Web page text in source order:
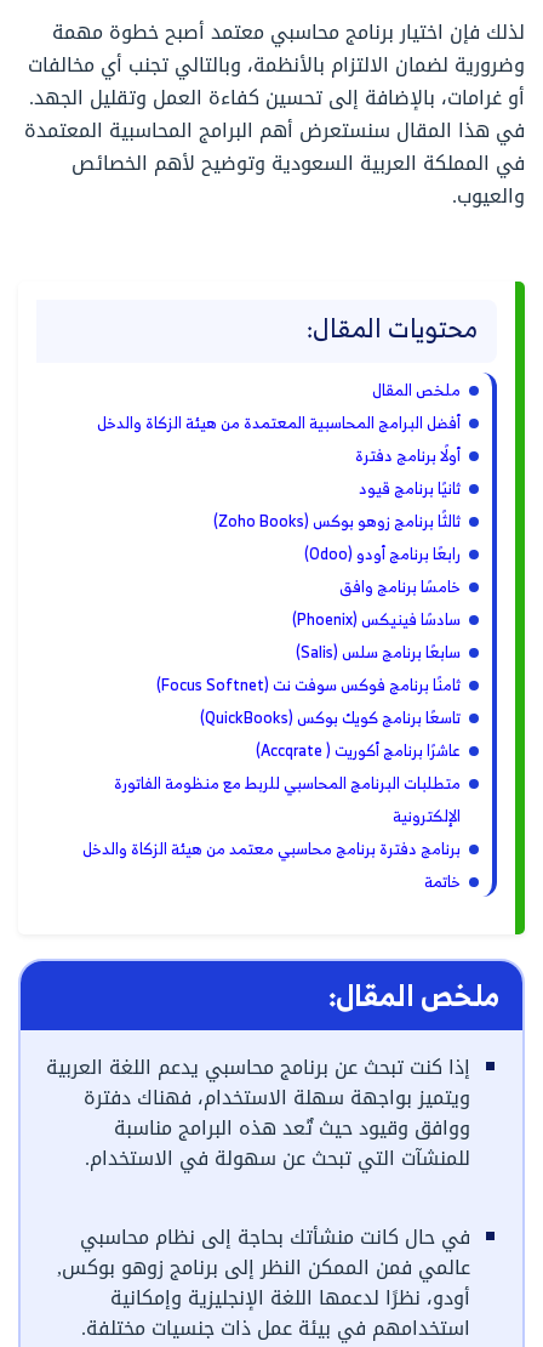
لذلك فإن اختيار برنامج محاسبي معتمد أصبح خطوة مهمة
وضرورية لضمان الالتزام بالأنظمة، وبالتالي تجنب أي مخالفات
أو غرامات، بالإضافة إلى تحسين كفاءة العمل وتقليل الجهد.
في هذا المقال سنستعرض أهم البرامج المحاسبية المعتمدة
في المملكة العربية السعودية وتوضيح لأهم الخصائص
والعيوب.
محتويات المقال:
ملخص المقال
أفضل البرامج المحاسبية المعتمدة من هيئة الزكاة والدخل
أولًا برنامج دفترة
ثانيًا برنامج قيود
ثالثًا برنامج زوهو بوكس (Zoho Books)
رابعًا برنامج أودو (Odoo)
خامسًا برنامج وافق
سادسًا فينيكس (Phoenix)
سابعًا برنامج سلس (Salis)
ثامنًا برنامج فوكس سوفت نت (Focus Softnet)
تاسعًا برنامج كويك بوكس (QuickBooks)
عاشرًا برنامج أكوريت ( Accqrate)
متطلبات البرنامج المحاسبي للربط مع منظومة الفاتورة
الإلكترونية
برنامج دفترة برنامج محاسبي معتمد من هيئة الزكاة والدخل
خاتمة
ملخص المقال:
إذا كنت تبحث عن برنامج محاسبي يدعم اللغة العربية
ويتميز بواجهة سهلة الاستخدام، فهناك دفترة
ووافق وقيود حيث تٌعد هذه البرامج مناسبة
للمنشآت التي تبحث عن سهولة في الاستخدام.
في حال كانت منشأتك بحاجة إلى نظام محاسبي
عالمي فمن الممكن النظر إلى برنامج زوهو بوكس,
أودو، نظرًا لدعمها اللغة الإنجليزية وإمكانية
استخدامهم في بيئة عمل ذات جنسيات مختلفة.